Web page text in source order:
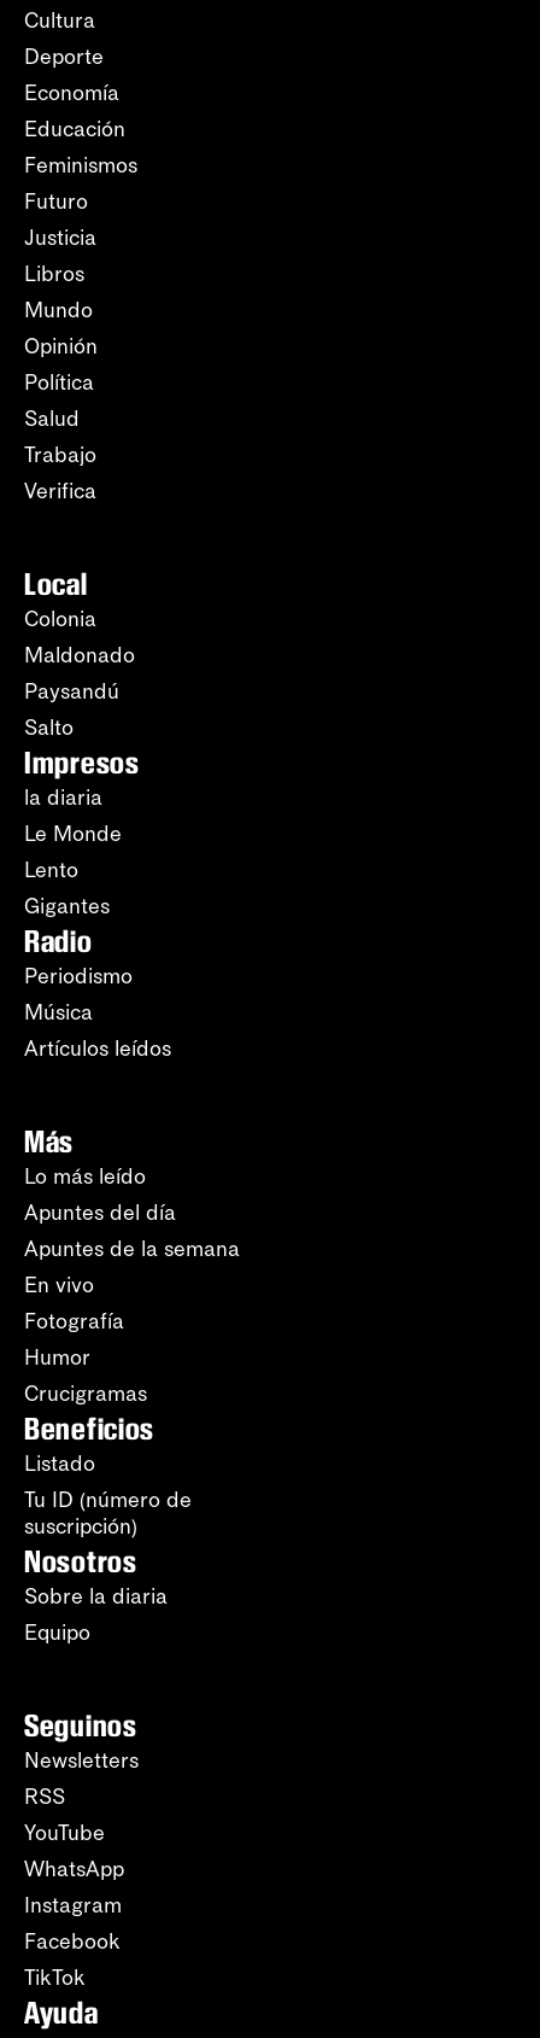
Cultura
Deporte
Economía
Educación
Feminismos
Futuro
Justicia
Libros
Mundo
Opinión
Política
Salud
Trabajo
Verifica
Local
Colonia
Maldonado
Paysandú
Salto
Impresos
la diaria
Le Monde
Lento
Gigantes
Radio
Periodismo
Música
Artículos leídos
Más
Lo más leído
Apuntes del día
Apuntes de la semana
En vivo
Fotografía
Humor
Crucigramas
Beneficios
Listado
Tu ID (número de
suscripción)
Nosotros
Sobre la diaria
Equipo
Seguinos
Newsletters
RSS
YouTube
WhatsApp
Instagram
Facebook
TikTok
Ayuda